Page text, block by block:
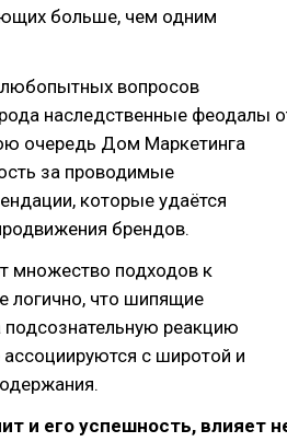
больше, чем одним
любопытных вопросов
наследственные феодалы
очередь Дом Маркетинга
за проводимые
которые удаётся
брендов.
множество подходов к
логично, что шипящие
реакцию
с широтой и
и его успешность, влияет